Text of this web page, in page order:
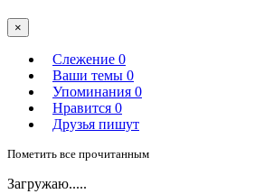
×
Слежение 0
Ваши темы 0
Упоминания 0
Нравится 0
Друзья пишут
Пометить все прочитанным
Загружаю.....